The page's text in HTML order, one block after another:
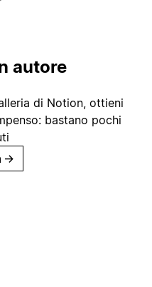
autore
di Notion, ottieni
bastano pochi
→